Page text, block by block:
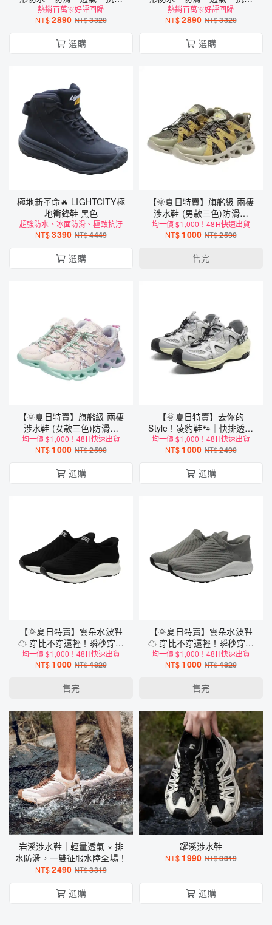
運動鞋
熱銷百萬🎊好評回歸
NT$2890 NT$3320
選購
運動鞋
熱銷百萬🎊好評回歸
NT$2890 NT$3320
選購
極地新革命🔥 LIGHTCITY極
地衝鋒鞋 黑色
超強防水、冰面防滑、極致抗汙
NT$3390 NT$4449
選購
【🌞夏日特賣】旗艦級 兩棲
涉水鞋 (男款三色)防滑抓
地、軟彈鞋底、快綁鞋帶
均一價 $1,000！48H快速出貨
NT$ 1000 NT$2590
售完
【🌞夏日特賣】旗艦級 兩棲
涉水鞋 (女款三色)防滑抓
地、軟彈鞋底、快綁鞋帶
均一價 $1,000！48H快速出貨
NT$ 1000 NT$2590
選購
【🌞夏日特賣】去你的
Style！凌豹鞋🐾｜快排透氣
X 野獸抓地 X 零感秒穿
均一價 $1,000！48H快速出貨
NT$ 1000 NT$2490
選購
【🌞夏日特賣】雲朵水波鞋
☁ 穿比不穿還輕！瞬秒穿脫
X 防水科技 X 輕量軟彈，雨
天也能像走在雲端！
均一價 $1,000！48H快速出貨
NT$ 1000 NT$4820
售完
【🌞夏日特賣】雲朵水波鞋
☁ 穿比不穿還輕！瞬秒穿脫
X 防水科技 X 輕量軟彈，雨
天也能像走在雲端！
均一價 $1,000！48H快速出貨
NT$ 1000 NT$4820
售完
岩溪涉水鞋｜輕量透氣 × 排
水防滑，一雙征服水陸全場！
NT$2490 NT$3319
選購
躍溪涉水鞋
NT$ 1990 NT$3319
選購